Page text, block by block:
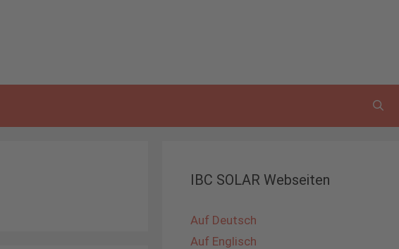
IBC SOLAR Webseiten
Auf Deutsch
Auf Englisch